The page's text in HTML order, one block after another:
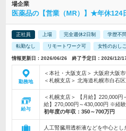
場企業
医薬品の【営業（MR）】★年休
正社員 上場 完全週休2日制 学歴不問
転勤なし リモートワーク可 女性のおし
情報更新日：2026/06/26 終了予定日：2026/12/
勤務地
＜本社・大阪支店＞ 大阪府大阪
＜札幌支店＞ 北海道札幌市白石
給与
＜札幌支店＞ 【月給】220,000円
給】270,000円～430,000円 ※経
初年度の年収： 350～700万円
人工腎臓用透析液などを中心と